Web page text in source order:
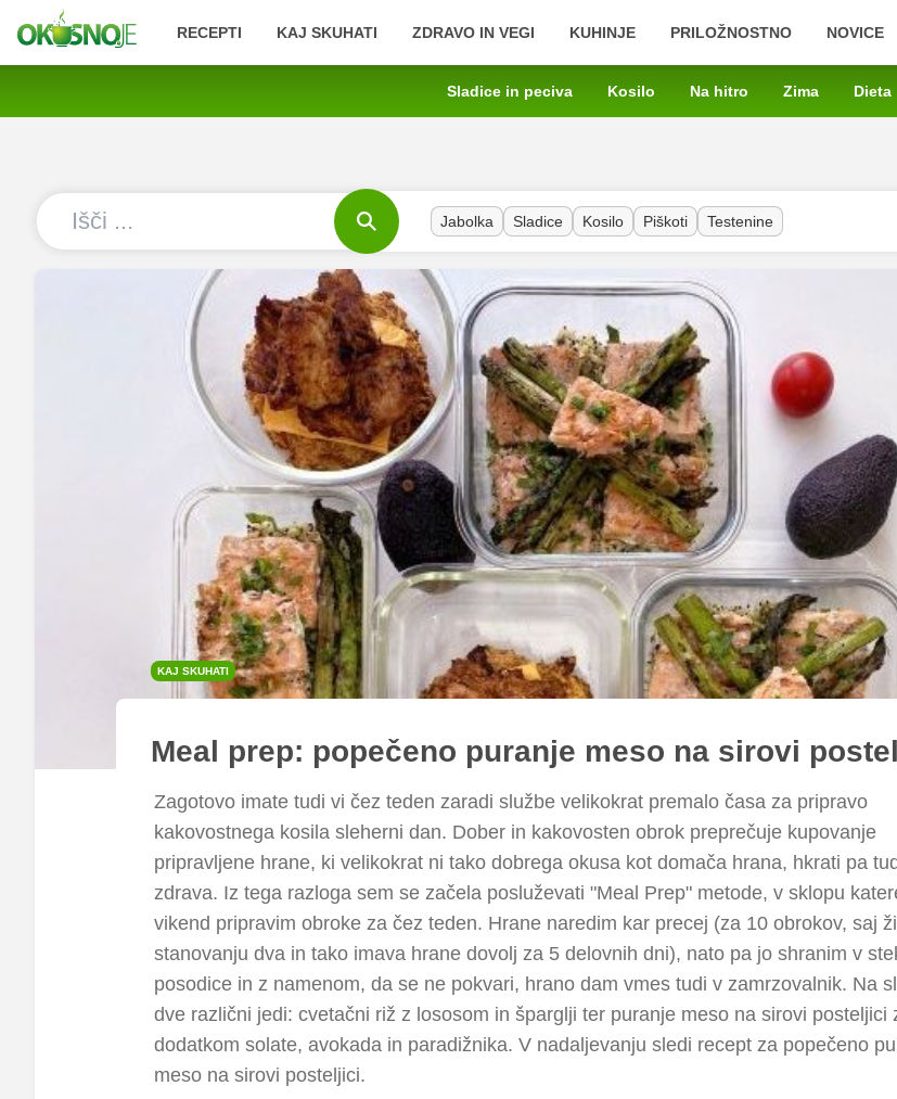
RECEPTI KAJ SKUHATI ZDRAVO IN VEGI KUHINJE PRILOŽNOSTNO NOVICE
Sladice in peciva Kosilo Na hitro Zima Dieta
Jabolka Sladice Kosilo Piškoti Testenine
KAJ SKUHATI
Meal prep: popečeno puranje meso na sirovi
Zagotovo imate tudi vi čez teden zaradi službe velikokrat premalo časa za pripravo
kakovostnega kosila sleherni dan. Dober in kakovosten obrok preprečuje kupovanje
pripravljene hrane, ki velikokrat ni tako dobrega okusa kot domača hrana, hkrati pa
zdrava. Iz tega razloga sem se začela posluževati "Meal Prep" metode, v sklopu
vikend pripravim obroke za čez teden. Hrane naredim kar precej (za 10 obrokov, saj
stanovanju dva in tako imava hrane dovolj za 5 delovnih dni), nato pa jo shranim v
posodice in z namenom, da se ne pokvari, hrano dam vmes tudi v zamrzovalnik. Na
dve različni jedi: cvetačni riž z lososom in šparglji ter puranje meso na sirovi posteljici
dodatkom solate, avokada in paradižnika. V nadaljevanju sledi recept za popečeno
meso na sirovi posteljici.